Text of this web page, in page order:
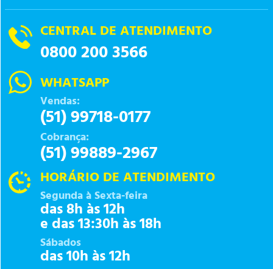
CENTRAL DE ATENDIMENTO
0800 200 3566
WHATSAPP
Vendas:
(51) 99718-0177
Cobrança:
(51) 99889-2967
HORÁRIO DE ATENDIMENTO
Segunda à Sexta-feira
das 8h às 12h
e das 13:30h às 18h
Sábados
das 10h às 12h